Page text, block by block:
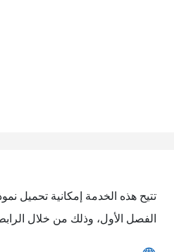
تتيح هذه الخدمة إمكانية تحميل
الفصل الأول، وذلك من خلال